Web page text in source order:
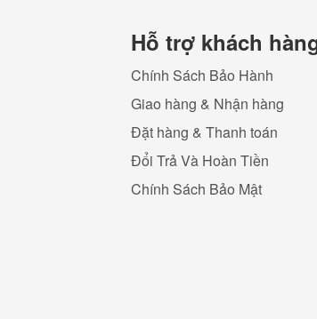
Hỗ trợ khách
Chính Sách Bảo Hành
Giao hàng & Nhận hàng
Đặt hàng & Thanh toán
Đổi Trả Và Hoàn Tiền
Chính Sách Bảo Mật